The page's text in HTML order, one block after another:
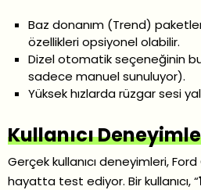
Baz donanım (Trend)
özellikleri opsiyonel olabilir.
Dizel otomatik seçeneğinin
sadece manuel sunuluyor).
Yüksek hızlarda rüzgar sesi
Kullanıcı
Gerçek kullanıcı deneyimleri,
hayatta test ediyor. Bir kullanıcı, “